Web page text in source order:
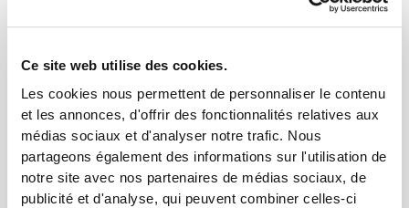
Ce site web utilise des cookies.
Les cookies nous permettent de personnaliser le contenu
et les annonces, d'offrir des fonctionnalités relatives aux
médias sociaux et d'analyser notre trafic. Nous
partageons également des informations sur l'utilisation de
notre site avec nos partenaires de médias sociaux, de
publicité et d'analyse, qui peuvent combiner celles-ci
meilleur maintien et un plus grand confort.
une grande liberté de mouvement.
NOTRE ÉTIQUETTE EST
TON CONFORT.